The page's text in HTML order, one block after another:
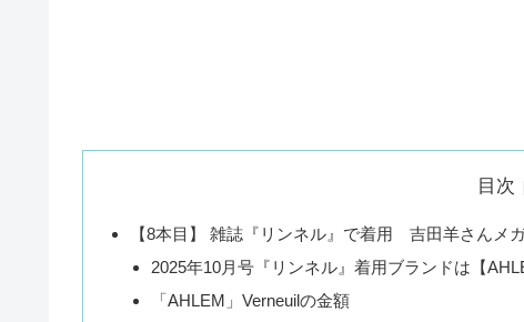
目次
【8本目】 雑誌『リンネル』で着用 吉田羊さんメ
2025年10月号『リンネル』着用ブランドは【
「AHLEM」Verneuilの金額